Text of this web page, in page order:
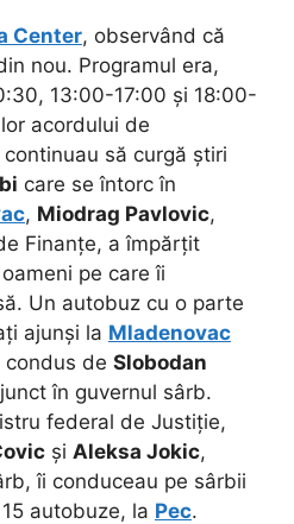
Center, observând că
nou. Programul era,
13:00-17:00 și 18:00-
acordului de
să curgă știri
care se întorc în
, Miodrag Pavlovic,
Finanțe, a împărțit
pe care îi
Un autobuz cu o parte
ajunși la Mladenovac
condus de Slobodan
în guvernul sârb.
federal de Justiție,
și Aleksa Jokic,
îi conduceau pe sârbii
autobuze, la Pec.